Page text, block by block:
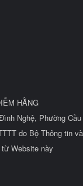
HẰNG
Nghệ, Phường
do Bộ Thông tin
Website này